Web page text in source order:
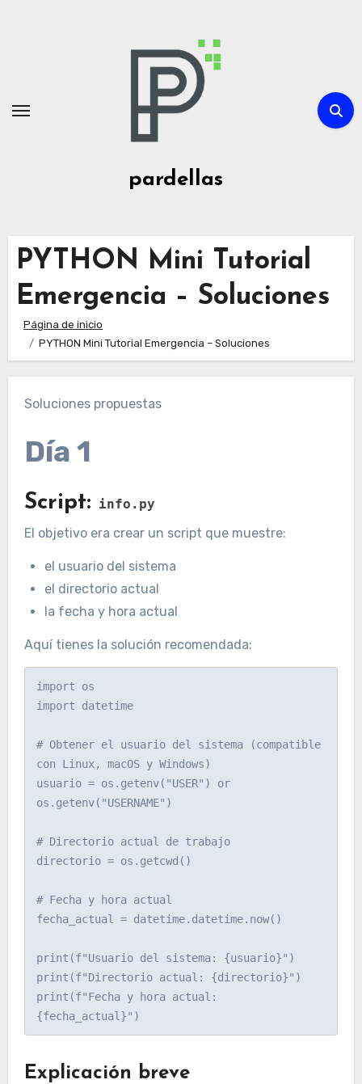
pardellas
PYTHON Mini Tutorial
Emergencia – Soluciones
Página de inicio
PYTHON Mini Tutorial Emergencia – Soluciones
Soluciones propuestas
Día 1
Script: info.py
El objetivo era crear un script que muestre:
el usuario del sistema
el directorio actual
la fecha y hora actual
Aquí tienes la solución recomendada:
import os
import datetime
# Obtener el usuario del sistema (compatible
con Linux, macOS y Windows)
usuario = os.getenv("USER") or
os.getenv("USERNAME")
# Directorio actual de trabajo
directorio = os.getcwd()
# Fecha y hora actual
fecha_actual = datetime.datetime.now()
print(f"Usuario del sistema: {usuario}")
print(f"Directorio actual: {directorio}")
print(f"Fecha y hora actual:
Explicación breve